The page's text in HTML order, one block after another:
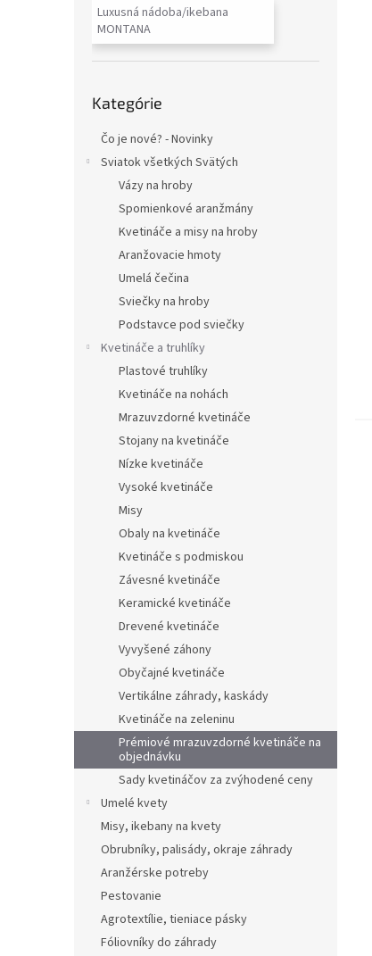
Luxusná nádoba/ikebana
MONTANA
kategórie
Kategórie
Čo je nové? - Novinky
Sviatok všetkých Svätých
Vázy na hroby
Spomienkové aranžmány
Kvetináče a misy na hroby
Aranžovacie hmoty
Umelá čečina
Sviečky na hroby
Podstavce pod sviečky
Kvetináče a truhlíky
Plastové truhlíky
Kvetináče na nohách
Mrazuvzdorné kvetináče
Stojany na kvetináče
Nízke kvetináče
Vysoké kvetináče
Misy
Obaly na kvetináče
Kvetináče s podmiskou
Závesné kvetináče
Keramické kvetináče
Drevené kvetináče
Vyvyšené záhony
Obyčajné kvetináče
Vertikálne záhrady, kaskády
Kvetináče na zeleninu
Prémiové mrazuvzdorné kvetináče na
objednávku
Sady kvetináčov za zvýhodené ceny
Umelé kvety
Misy, ikebany na kvety
Obrubníky, palisády, okraje záhrady
Aranžérske potreby
Pestovanie
Agrotextílie, tieniace pásky
Fóliovníky do záhrady